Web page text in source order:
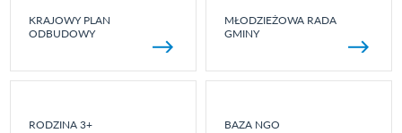
KRAJOWY PLAN
ODBUDOWY
MŁODZIEŻOWA RADA
GMINY
RODZINA 3+ BAZA NGO